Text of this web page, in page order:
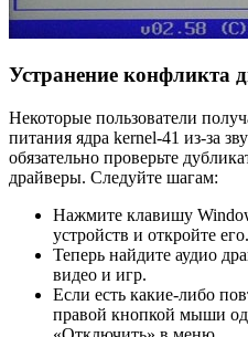
Устранение конфликта
Некоторые пользователи
питания ядра kernel-41 из-за
обязательно проверьте
драйверы. Следуйте шагам:
Нажмите клавишу
устройств и откройте его.
Теперь найдите аудио
видео и игр.
Если есть какие-либо
правой кнопкой мыши